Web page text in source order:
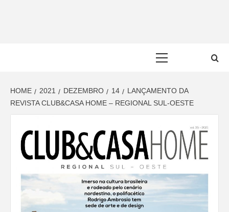
HOME 2021 DEZEMBRO 14
LANÇAMENTO DA
REVISTA CLUB&CASA HOME – REGIONAL SUL-OESTE